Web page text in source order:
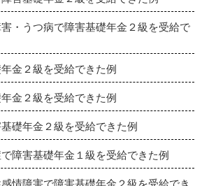
・うつ病で障害基礎年金２級を受給で
金２級を受給できた例
金２級を受給できた例
礎年金２級を受給できた例
障害基礎年金１級を受給できた例